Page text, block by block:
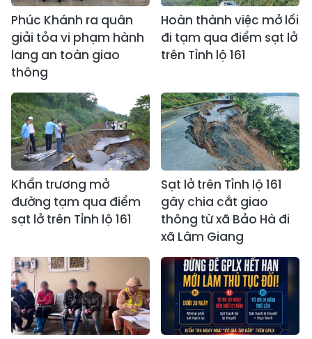
Phúc Khánh ra quân
giải tỏa vi phạm hành
lang an toàn giao
thông
Hoàn thành việc mở lối
đi tạm qua điểm sạt lở
trên Tỉnh lộ 161
Khẩn trương mở
đường tạm qua điểm
sạt lở trên Tỉnh lộ 161
Sạt lở trên Tỉnh lộ 161
gây chia cắt giao
thông từ xã Bảo Hà đi
xã Lâm Giang